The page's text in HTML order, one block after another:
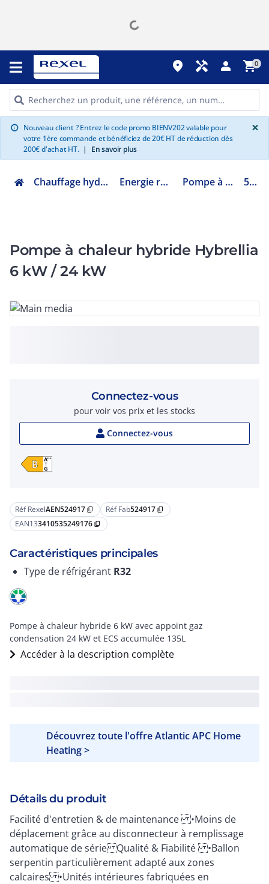
place handyman person shopping_cart0
info Nouveau client ? Entrez le code promo BIENV202 valable pour
votre 1ère commande et bénéficiez de 20€ HT de réduction dès
200€ d'achat HT. | En savoir plus
×
Chauffage hydraulique et plomberie Energie renouvelable ENR Pompe à chaleur hybride 524917
Pompe à chaleur hybride Hybrellia
6 kW / 24 kW
Réf RexelAEN524917 content_copy Réf Fab524917 content_copy
EAN133410535249176 content_copy
Caractéristiques principales
Type de réfrigérant R32
Pompe à chaleur hybride 6 kW avec appoint gaz
condensation 24 kW et ECS accumulée 135L
Accéder à la description complète
Découvrez toute l'offre Atlantic APC Home
Heating >
Détails du produit
Facilité d'entretien & de maintenance •Moins de
déplacement grâce au disconnecteur à remplissage
automatique de série Qualité & Fiabilité •Ballon
serpentin particulièrement adapté aux zones
calcaires •Unités intérieures fabriquées en
Connectez-vous
pour voir vos prix et les stocks
Connectez-vous